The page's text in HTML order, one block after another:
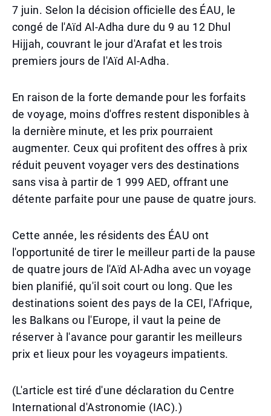
7 juin. Selon la décision officielle des ÉAU, le
congé de l'Aïd Al-Adha dure du 9 au 12 Dhul
Hijjah, couvrant le jour d'Arafat et les trois
premiers jours de l'Aïd Al-Adha.
En raison de la forte demande pour les forfaits
de voyage, moins d'offres restent disponibles à
la dernière minute, et les prix pourraient
augmenter. Ceux qui profitent des offres à prix
réduit peuvent voyager vers des destinations
sans visa à partir de 1 999 AED, offrant une
détente parfaite pour une pause de quatre jours.
Cette année, les résidents des ÉAU ont
l'opportunité de tirer le meilleur parti de la pause
de quatre jours de l'Aïd Al-Adha avec un voyage
bien planifié, qu'il soit court ou long. Que les
destinations soient des pays de la CEI, l'Afrique,
les Balkans ou l'Europe, il vaut la peine de
réserver à l'avance pour garantir les meilleurs
prix et lieux pour les voyageurs impatients.
(L'article est tiré d'une déclaration du Centre
International d'Astronomie (IAC).)